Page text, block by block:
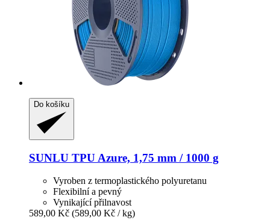
Do košíku
SUNLU TPU Azure, 1,75 mm / 1000 g
Vyroben z termoplastického polyuretanu
Flexibilní a pevný
Vynikající přilnavost
589,00 Kč (589,00 Kč / kg)